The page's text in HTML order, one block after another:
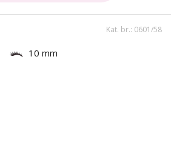
Kat. br.: 0601/58
10 mm